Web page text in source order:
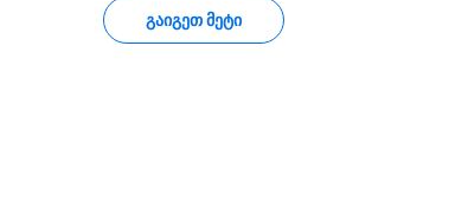
ᲒᲐᲘᲒᲔᲗ ᲛᲔᲢᲘ